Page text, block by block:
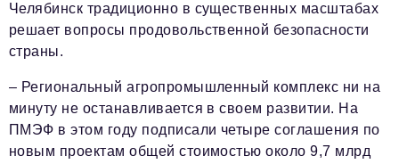
Челябинск традиционно в существенных масштабах
решает вопросы продовольственной безопасности
страны.
– Региональный агропромышленный комплекс ни на
минуту не останавливается в своем развитии. На
ПМЭФ в этом году подписали четыре соглашения по
новым проектам общей стоимостью около 9,7 млрд